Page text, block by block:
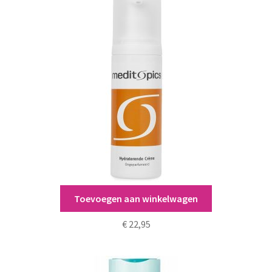
Meditopics Hydraterende Crème
€22,95
Toevoegen aan winkelwagen